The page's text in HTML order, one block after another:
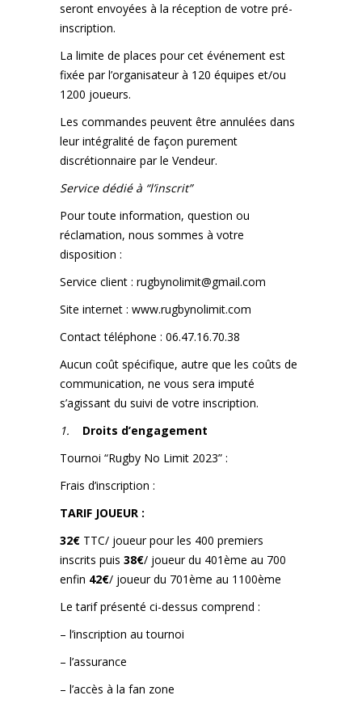
seront envoyées à la réception de votre pré-
inscription.
La limite de places pour cet événement est
fixée par l’organisateur à 120 équipes et/ou
1200 joueurs.
Les commandes peuvent être annulées dans
leur intégralité de façon purement
discrétionnaire par le Vendeur.
Service dédié à “l’inscrit”
Pour toute information, question ou
réclamation, nous sommes à votre
disposition :
Service client : rugbynolimit@gmail.com
Site internet : www.rugbynolimit.com
Contact téléphone : 06.47.16.70.38
Aucun coût spécifique, autre que les coûts de
communication, ne vous sera imputé
s’agissant du suivi de votre inscription.
1.
Droits d’engagement
Tournoi “Rugby No Limit 2023” :
Frais d’inscription :
TARIF JOUEUR :
32€ TTC/ joueur pour les 400 premiers
inscrits puis 38€/ joueur du 401ème au 700
enfin 42€/ joueur du 701ème au 1100ème
Le tarif présenté ci-dessus comprend :
– l’inscription au tournoi
– l’assurance
– l’accès à la fan zone